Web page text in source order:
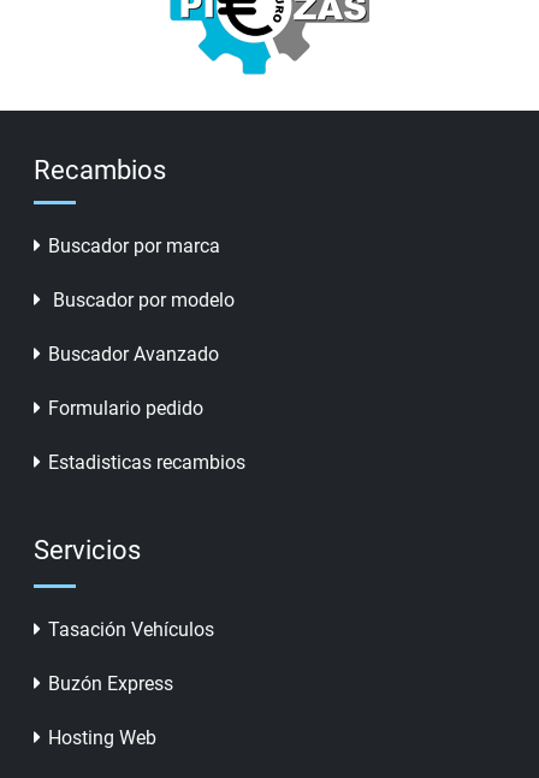
Recambios
Buscador por marca
Buscador por modelo
Buscador Avanzado
Formulario pedido
Estadisticas recambios
Servicios
Tasación Vehículos
Buzón Express
Hosting Web